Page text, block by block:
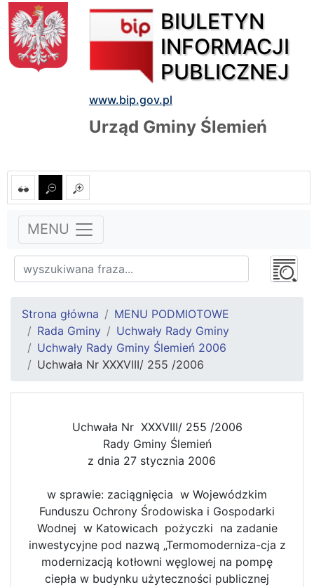
BIULETYN
INFORMACJI
PUBLICZNEJ
www.bip.gov.pl
Urząd Gminy Ślemień
MENU
Strona główna
MENU PODMIOTOWE
Rada Gminy
Uchwały Rady Gminy
Uchwały Rady Gminy Ślemień 2006
Uchwała Nr XXXVIII/ 255 /2006
Uchwała Nr XXXVIII/ 255 /2006
Rady Gminy Ślemień
z dnia 27 stycznia 2006
w sprawie: zaciągnięcia w Wojewódzkim
Funduszu Ochrony Środowiska i Gospodarki
Wodnej w Katowicach pożyczki na zadanie
inwestycyjne pod nazwą „Termomoderniza-cja z
modernizacją kotłowni węglowej na pompę
ciepła w budynku użyteczności publicznej